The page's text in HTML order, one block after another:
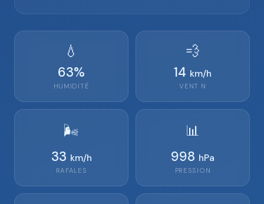
💧
63%
HUMIDITÉ
💨
14 km/h
VENT N
🌬️
33 km/h
RAFALES
📊
998 hPa
PRESSION